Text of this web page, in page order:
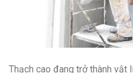
Thạch cao đang trở thành vật